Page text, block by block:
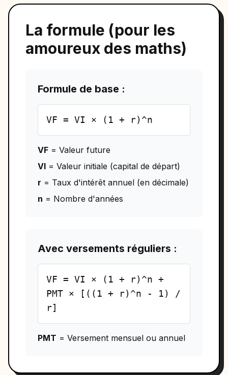
La formule (pour les
amoureux des maths)
Formule de base :
VF = VI × (1 + r)^n
VF = Valeur future
VI = Valeur initiale (capital de départ)
r = Taux d'intérêt annuel (en décimale)
n = Nombre d'années
Avec versements réguliers :
VF = VI × (1 + r)^n +
PMT × [((1 + r)^n - 1) /
r]
PMT = Versement mensuel ou annuel